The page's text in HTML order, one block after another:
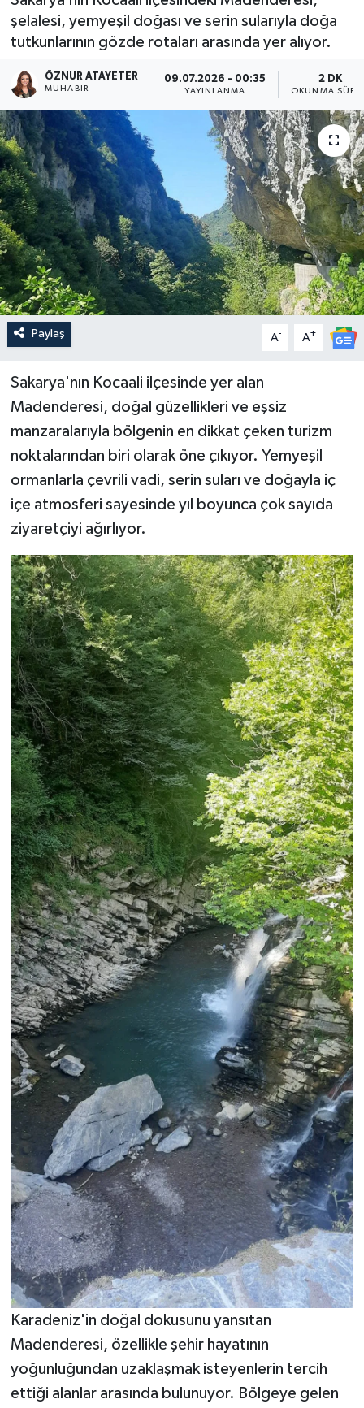
şelalesi, yemyeşil doğası ve serin sularıyla doğa
tutkunlarının gözde rotaları arasında yer alıyor.
ÖZNUR ATAYETER
MUHABIR
09.07.2026 - 00:35
YAYINLANMA
2 DK
OKUNMA
Paylaş A- A+
Sakarya'nın Kocaali ilçesinde yer alan
Madenderesi, doğal güzellikleri ve eşsiz
manzaralarıyla bölgenin en dikkat çeken turizm
noktalarından biri olarak öne çıkıyor. Yemyeşil
ormanlarla çevrili vadi, serin suları ve doğayla iç
içe atmosferi sayesinde yıl boyunca çok sayıda
ziyaretçiyi ağırlıyor.
Karadeniz'in doğal dokusunu yansıtan
Madenderesi, özellikle şehir hayatının
yoğunluğundan uzaklaşmak isteyenlerin tercih
ettiği alanlar arasında bulunuyor. Bölgeye gelen